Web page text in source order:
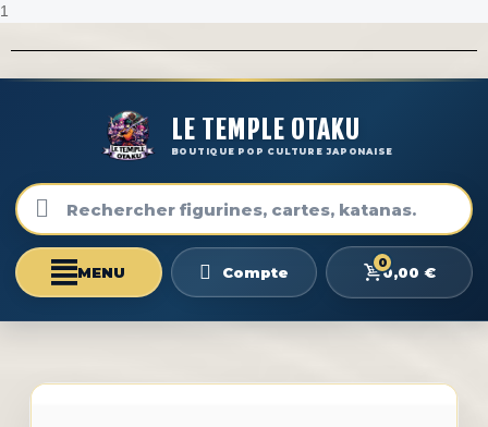
1
LE TEMPLE OTAKU
BOUTIQUE POP CULTURE JAPONAISE
Compte
0
0,00 €